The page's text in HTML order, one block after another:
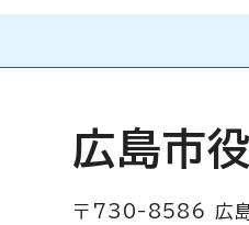
広島市
〒730-8586
広